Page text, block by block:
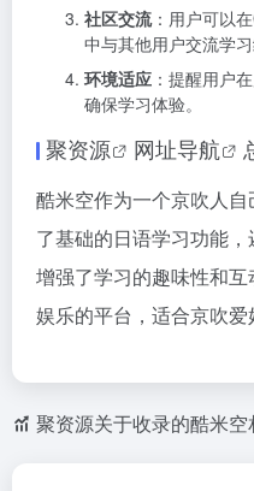
社区交流：用户可以
中与其他用户交流学习
环境适应 ：提醒用户
确保学习体验。
聚资源 网址导航
酷米空作为一个京吹人
了基础的日语学习功能
增强了学习的趣味性和
娱乐的平台，适合京吹爱
聚资源关于收录的酷米空